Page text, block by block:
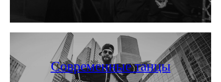
Современные танцы